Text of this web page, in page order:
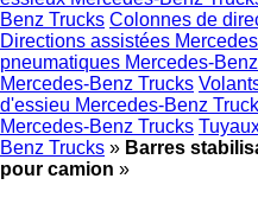
Benz Trucks Colonnes de
Directions assistées
pneumatiques Mercedes-
Mercedes-Benz Trucks
d'essieu Mercedes-Benz
Mercedes-Benz Trucks
Benz Trucks » Barres
pour camion »